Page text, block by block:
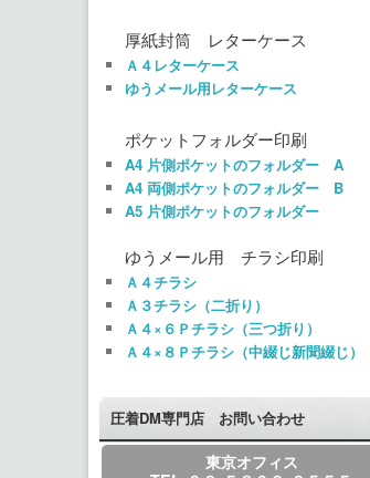
厚紙封筒 レターケース
Ａ４レターケース
ゆうメール用レターケース
ポケットフォルダー印刷
A4 片側ポケットのフォルダー A
A4 両側ポケットのフォルダー B
A5 片側ポケットのフォルダー
ゆうメール用 チラシ印刷
Ａ４チラシ
Ａ３チラシ（二折り）
Ａ４×６Ｐチラシ（三つ折り）
Ａ４×８Ｐチラシ（中綴じ新聞綴じ）
圧着DM専門店 お問い合わせ
東京オフィス